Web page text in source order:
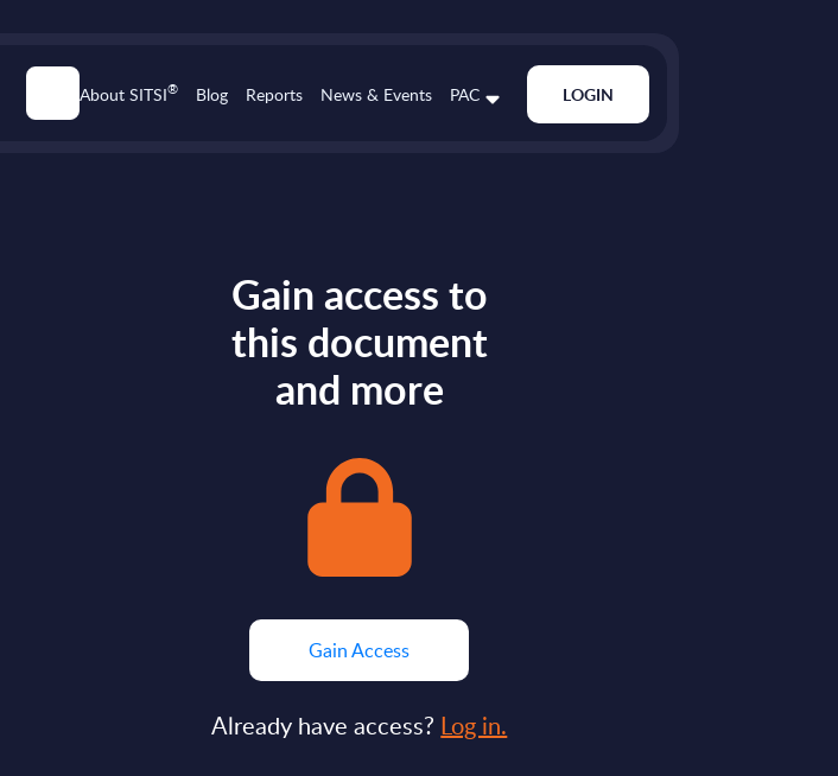
About SITSI® Blog Reports News & Events PAC LOGIN
Gain access to
this document
and more
Gain Access
Already have access? Log in.